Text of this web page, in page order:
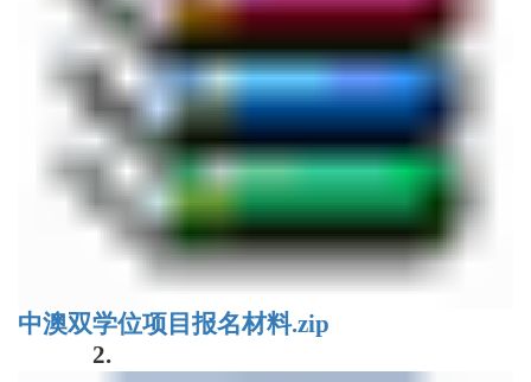
中澳双学位项目报名材料.zip
2.